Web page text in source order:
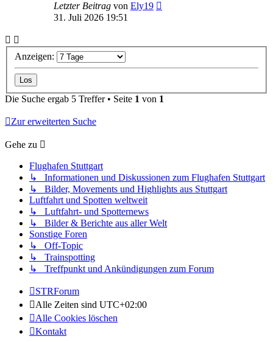
Letzter Beitrag von Ely19
31. Juli 2026 19:51
Anzeigen:
Die Suche ergab 5 Treffer • Seite 1 von 1
Zur erweiterten Suche
Gehe zu
Flughafen Stuttgart
↳ Informationen und Diskussionen zum Flughafen Stuttgart
↳ Bilder, Movements und Highlights aus Stuttgart
Luftfahrt und Spotten weltweit
↳ Luftfahrt- und Spotternews
↳ Bilder & Berichte aus aller Welt
Sonstige Foren
↳ Off-Topic
↳ Trainspotting
↳ Treffpunkt und Ankündigungen zum Forum
STRForum
Alle Zeiten sind UTC+02:00
Alle Cookies löschen
Kontakt